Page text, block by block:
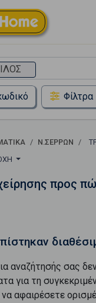
Φίλτρα
Ν.ΣΕΡΡΩΝ
προς
αναζήτησής σας
για τη
αφαιρέσετε